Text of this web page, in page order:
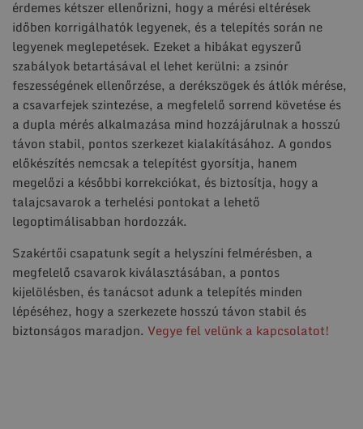
érdemes kétszer ellenőrizni, hogy a mérési eltérések
időben korrigálhatók legyenek, és a telepítés során ne
legyenek meglepetések. Ezeket a hibákat egyszerű
szabályok betartásával el lehet kerülni: a zsinór
feszességének ellenőrzése, a derékszögek és átlók mérése,
a csavarfejek szintezése, a megfelelő sorrend követése és
a dupla mérés alkalmazása mind hozzájárulnak a hosszú
távon stabil, pontos szerkezet kialakításához. A gondos
előkészítés nemcsak a telepítést gyorsítja, hanem
megelőzi a későbbi korrekciókat, és biztosítja, hogy a
talajcsavarok a terhelési pontokat a lehető
legoptimálisabban hordozzák.
Szakértői csapatunk segít a helyszíni felmérésben, a
megfelelő csavarok kiválasztásában, a pontos
kijelölésben, és tanácsot adunk a telepítés minden
lépéséhez, hogy a szerkezete hosszú távon stabil és
biztonságos maradjon. Vegye fel velünk a kapcsolatot!